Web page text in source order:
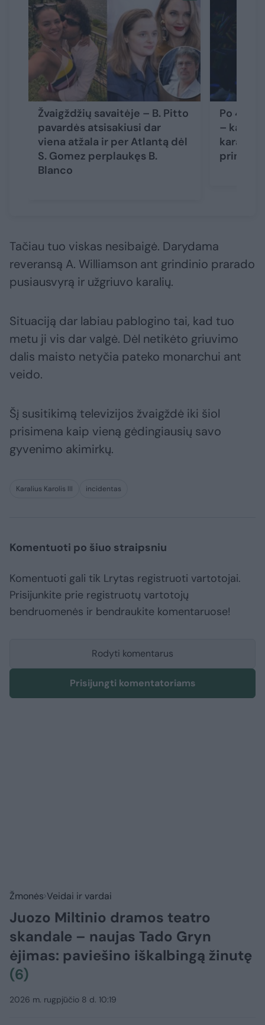
Žvaigždžių savaitėje – B. Pitto
pavardės atsisakiusi dar
viena atžala ir per Atlantą dėl
S. Gomez perplaukęs B.
Blanco
Po 4
–
princo
Tačiau tuo viskas nesibaigė. Darydama
reveransą A. Williamson ant grindinio prarado
pusiausvyrą ir užgriuvo karalių.
Situaciją dar labiau pablogino tai, kad tuo
metu ji vis dar valgė. Dėl netikėto griuvimo
dalis maisto netyčia pateko monarchui ant
veido.
Šį susitikimą televizijos žvaigždė iki šiol
prisimena kaip vieną gėdingiausių savo
gyvenimo akimirkų.
Karalius Karolis III incidentas
Komentuoti po šiuo straipsniu
Komentuoti gali tik Lrytas registruoti vartotojai.
Prisijunkite prie registruotų vartotojų
bendruomenės ir bendraukite komentaruose!
Rodyti komentarus
Prisijungti komentatoriams
Žmonės Veidai ir vardai
Juozo Miltinio dramos teatro
skandale – naujas Tado Gryn
ėjimas: paviešino iškalbingą žinutę
(6)
2026 m. rugpjūčio 8 d. 10:19